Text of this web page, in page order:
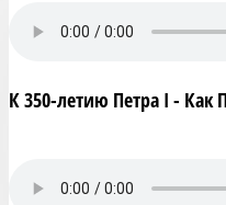
К 350-летию Петра I - Как